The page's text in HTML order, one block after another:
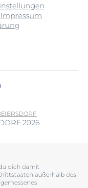
Impressum
2026
dich damit
außerhalb des